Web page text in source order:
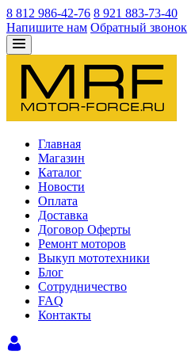
8 812 986-42-76 8 921 883-73-40
Напишите нам Обратный звонок
Главная
Магазин
Каталог
Новости
Оплата
Доставка
Договор Оферты
Ремонт моторов
Выкуп мототехники
Блог
Сотрудничество
FAQ
Контакты